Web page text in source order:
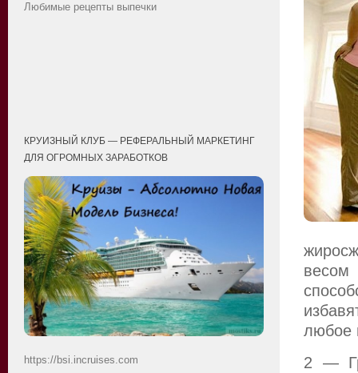
любое
2 —
Любимые рецепты выпечки
КРУИЗНЫЙ КЛУБ — РЕФЕРАЛЬНЫЙ МАРКЕТИНГ
ДЛЯ ОГРОМНЫХ ЗАРАБОТКОВ
https://bsi.incruises.com